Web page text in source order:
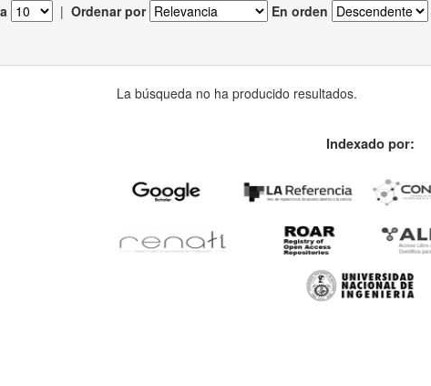
| Ordenar por En orden
La búsqueda no ha producido resultados.
Indexado por: